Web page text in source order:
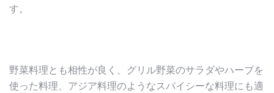
す。
野菜料理とも相性が良く、グリル野菜のサラダやハーブを
使った料理、アジア料理のようなスパイシーな料理にも適